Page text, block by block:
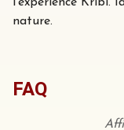
nature.
FAQ